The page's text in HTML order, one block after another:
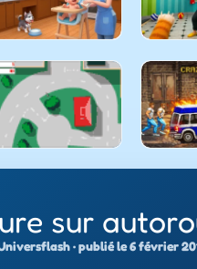
sur
· publié le 6 février